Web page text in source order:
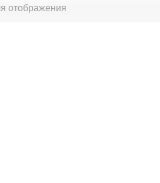
отображения